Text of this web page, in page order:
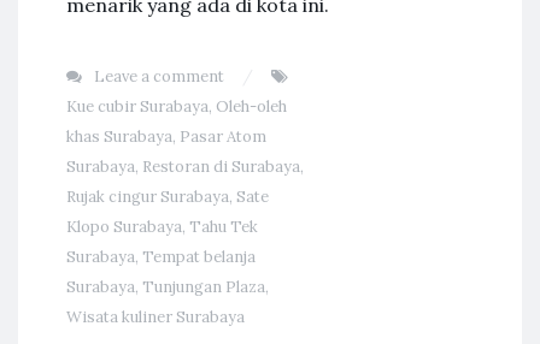
Leave a comment
Kue cubir Surabaya, Oleh-oleh
khas Surabaya, Pasar Atom
Surabaya, Restoran di Surabaya,
Rujak cingur Surabaya, Sate
Klopo Surabaya, Tahu Tek
Surabaya, Tempat belanja
Surabaya, Tunjungan Plaza,
Wisata kuliner Surabaya